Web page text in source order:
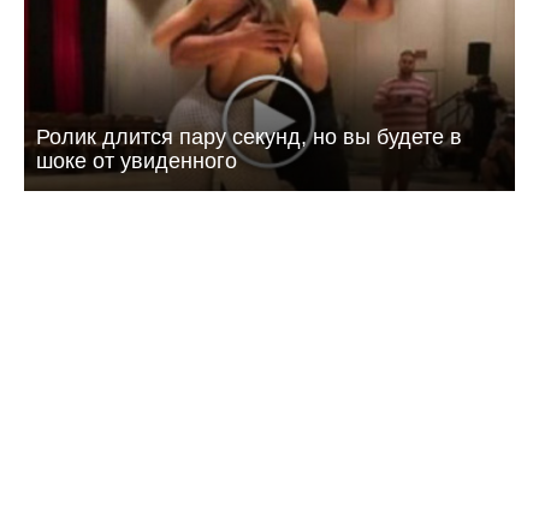
Ролик длится пару секунд, но вы будете в
шоке от увиденного